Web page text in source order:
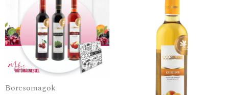
Borcsomagok